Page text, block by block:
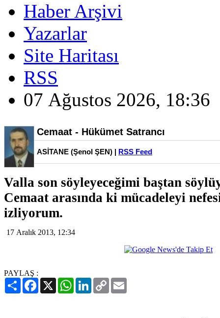
Haber Arşivi
Yazarlar
Site Haritası
RSS
07 Ağustos 2026, 18:36
Cemaat - Hükümet Satrancı
ASİTANE (Şenol ŞEN) | RSS Feed
Valla son söyleyeceğimi baştan
Cemaat arasında ki mücadeleyi
izliyorum.
17 Aralık 2013, 12:34
PAYLAŞ :
PaylaşFacebook
X WhatsAppLinkedIn
Copy
Link